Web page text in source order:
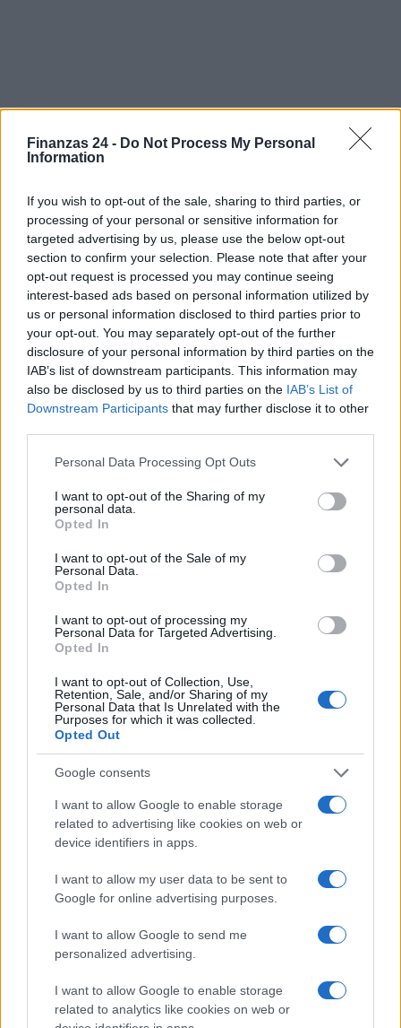
Finanzas 24 - Do Not Process My Personal
Information
If you wish to opt-out of the sale, sharing to third parties, or
processing of your personal or sensitive information for
targeted advertising by us, please use the below opt-out
section to confirm your selection. Please note that after your
opt-out request is processed you may continue seeing
interest-based ads based on personal information utilized by
us or personal information disclosed to third parties prior to
your opt-out. You may separately opt-out of the further
disclosure of your personal information by third parties on the
IAB’s list of downstream participants. This information may
also be disclosed by us to third parties on the IAB’s List of
Downstream Participants that may further disclose it to other
Please note that this website/app uses one or more Google
not limited to your visit or usage behaviour. You may click to
grant or deny consent to Google and its third-party tags to
use your data for below specified purposes in below Google
consent section.
Personal Data Processing Opt Outs
I want to opt-out of the Sharing of my
personal data.
Opted In
I want to opt-out of the Sale of my
Personal Data.
Opted In
I want to opt-out of processing my
Personal Data for Targeted Advertising.
Opted In
I want to opt-out of Collection, Use,
Retention, Sale, and/or Sharing of my
Personal Data that Is Unrelated with the
Purposes for which it was collected.
Opted Out
Google consents
I want to allow Google to enable storage
related to advertising like cookies on web or
device identifiers in apps.
I want to allow my user data to be sent to
Google for online advertising purposes.
I want to allow Google to send me
personalized advertising.
I want to allow Google to enable storage
related to analytics like cookies on web or
Sigue leyendo
El Brent cae un 8.3% y arrastra a las materias primas
Lucía Herrera · 7 Ago 2026
NEWS
Brent cae un 8.3% y arrastra a las materias primas en agosto
Lucía Herrera · 6 Ago 2026